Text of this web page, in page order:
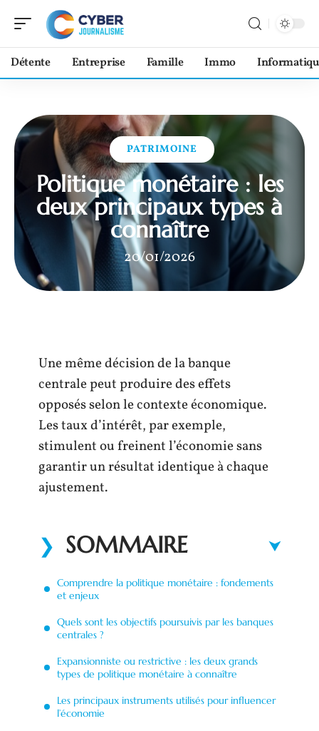
Détente Entreprise Famille Immo
PATRIMOINE
Politique monétaire : les
deux principaux types à
connaître
20/01/2026
Une même décision de la banque
centrale peut produire des effets
opposés selon le contexte économique.
Les taux d’intérêt, par exemple,
stimulent ou freinent l’économie sans
garantir un résultat identique à chaque
ajustement.
SOMMAIRE
Comprendre la politique monétaire : fondements
et enjeux
Quels sont les objectifs poursuivis par les banques
centrales ?
Expansionniste ou restrictive : les deux grands
types de politique monétaire à connaître
Les principaux instruments utilisés pour influencer
l’économie